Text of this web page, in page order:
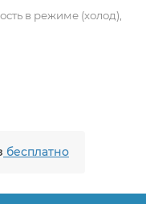
в режиме (холод),
бесплатно